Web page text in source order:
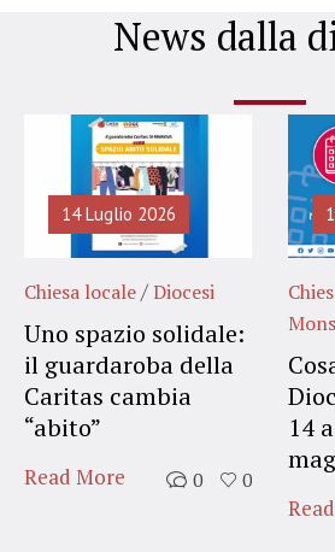
News dalla
14 Luglio 2026
Chiesa locale/Diocesi
Uno spazio solidale:
il guardaroba della
Caritas cambia
“abito”
0 0
Read More
14